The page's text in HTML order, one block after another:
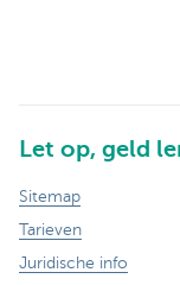
Let op, geld
Sitemap
Tarieven
Juridische info